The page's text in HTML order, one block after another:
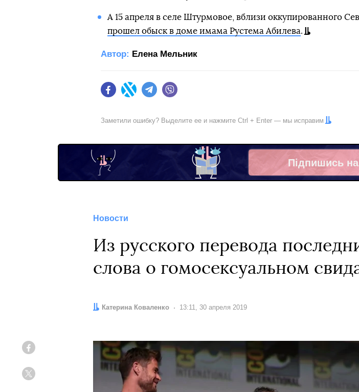
А 15 апреля в селе Штурмовое, вблизи оккупированного
прошел обыск в доме имама Рустема Абилева.
Автор: Елена Мельник
FacebookTwitter Telegram
Заметили ошибку? Выделите ее и нажмите Ctrl + Enter — мы исправим
Підпишись
Telegram
Новости
Из русского перевода
слова о гомосексуальном
Автор:
Катерина Коваленко Дата:
13:11, 30 апреля 2019